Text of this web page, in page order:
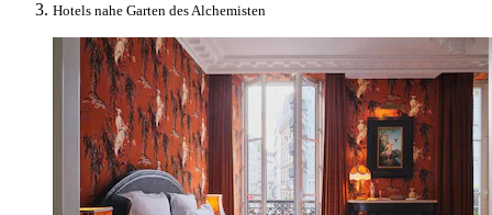
Hotels nahe Garten des Alchemisten